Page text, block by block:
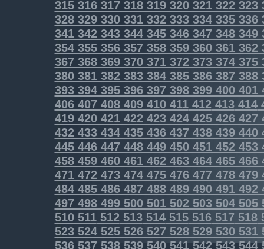
315316317318319320321322323
328329330331332333334335336
341342343344345346347348349
354355356357358359360361362
367368369370371372373374375
380381382383384385386387 388
393394395396397398399400401
406407408409410411412413414
419420421422423424425426427
432433434435436437438439440
445446447448449450451452453
458459460461462463464465466
471472473474475476477 478479
484485486487 488489490491492
497498499500501502503504505
510511512513514515516517 518
523524525526527 528529530 531
536537538539540541542543544